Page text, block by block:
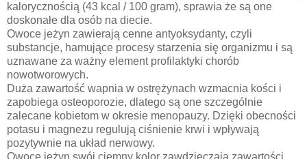
kalorycznością (43 kcal / 100 gram), sprawia że są one
doskonałe dla osób na diecie.
Owoce jeżyn zawierają cenne antyoksydanty, czyli
substancje, hamujące procesy starzenia się organizmu i są
uznawane za ważny element profilaktyki chorób
nowotworowych.
Duża zawartość wapnia w ostrężynach wzmacnia kości i
zapobiega osteoporozie, dlatego są one szczególnie
zalecane kobietom w okresie menopauzy. Dzięki obecności
potasu i magnezu regulują ciśnienie krwi i wpływają
pozytywnie na układ nerwowy.